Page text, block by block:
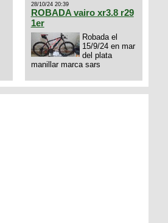
28/10/24 20:39
ROBADA vairo xr3.8 r29
1er
Robada el
15/9/24 en mar
del plata
manillar marca sars